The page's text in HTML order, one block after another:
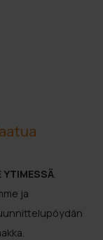
YTIMESSÄ.
ja